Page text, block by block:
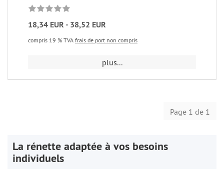
18,34 EUR - 38,52 EUR
compris 19 % TVA frais de port non compris
plus...
Page 1 de 1
La rénette adaptée à vos besoins
individuels